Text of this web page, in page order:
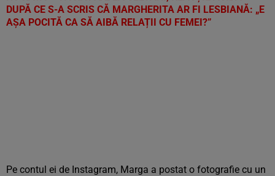
DUPĂ CE S-A SCRIS CĂ MARGHERITA AR FI LESBIANĂ: „E
AȘA POCITĂ CA SĂ AIBĂ RELAȚII CU FEMEI?”
Pe contul ei de Instagram, Marga a postat o fotografie cu un